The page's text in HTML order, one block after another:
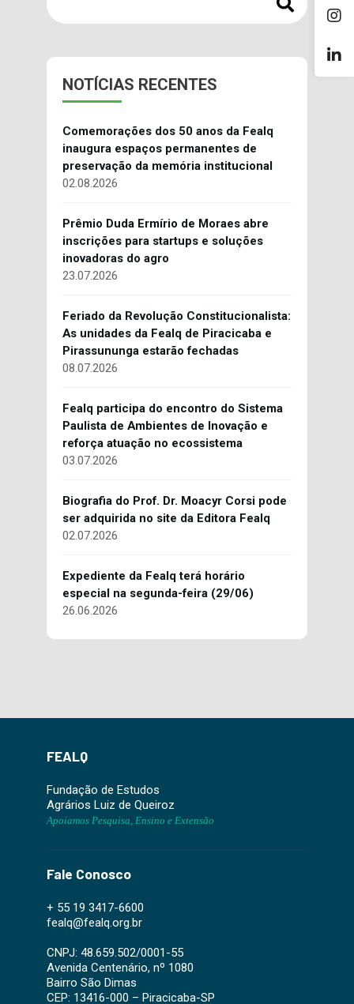
NOTÍCIAS RECENTES
Comemorações dos 50 anos da Fealq
inaugura espaços permanentes de
preservação da memória institucional
02.08.2026
Prêmio Duda Ermírio de Moraes abre
inscrições para startups e soluções
inovadoras do agro
23.07.2026
Feriado da Revolução Constitucionalista:
As unidades da Fealq de Piracicaba e
Pirassununga estarão fechadas
08.07.2026
Fealq participa do encontro do Sistema
Paulista de Ambientes de Inovação e
reforça atuação no ecossistema
03.07.2026
Biografia do Prof. Dr. Moacyr Corsi pode
ser adquirida no site da Editora Fealq
02.07.2026
Expediente da Fealq terá horário
especial na segunda-feira (29/06)
26.06.2026
FEALQ
Fundação de Estudos
Agrários Luiz de Queiroz
Apoiamos Pesquisa, Ensino e Extensão
Fale Conosco
+ 55 19 3417-6600
fealq@fealq.org.br
CNPJ: 48.659.502/0001-55
Avenida Centenário, nº 1080
Bairro São Dimas
CEP: 13416-000 – Piracicaba-SP